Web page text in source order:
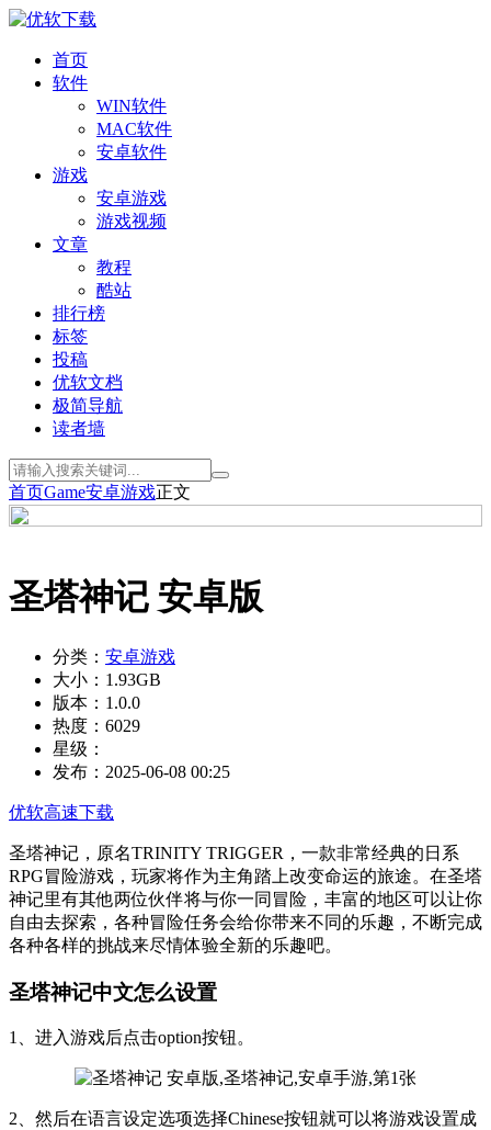
首页
软件
WIN软件
MAC软件
安卓软件
游戏
安卓游戏
游戏视频
文章
教程
酷站
排行榜
标签
投稿
优软文档
极简导航
读者墙
首页Game安卓游戏正文
圣塔神记 安卓版
分类： 安卓游戏
大小： 1.93GB
版本： 1.0.0
热度： 6029
星级：
发布： 2025-06-08 00:25
优软高速下载
圣塔神记，原名TRINITY TRIGGER，一款非常经典的日系
RPG冒险游戏，玩家将作为主角踏上改变命运的旅途。在圣塔
神记里有其他两位伙伴将与你一同冒险，丰富的地区可以让你
自由去探索，各种冒险任务会给你带来不同的乐趣，不断完成
各种各样的挑战来尽情体验全新的乐趣吧。
圣塔神记中文怎么设置
1、进入游戏后点击option按钮。
2、然后在语言设定选项选择Chinese按钮就可以将游戏设置成